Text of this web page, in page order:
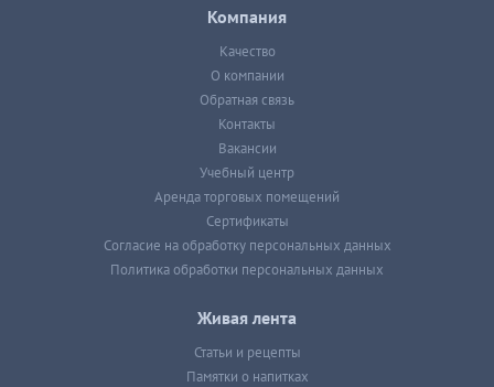
Компания
Качество
О компании
Обратная связь
Контакты
Вакансии
Учебный центр
Аренда торговых помещений
Сертификаты
Согласие на обработку персональных данных
Политика обработки персональных данных
Живая лента
Статьи и рецепты
Памятки о напитках